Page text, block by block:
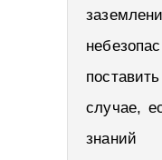
случае,